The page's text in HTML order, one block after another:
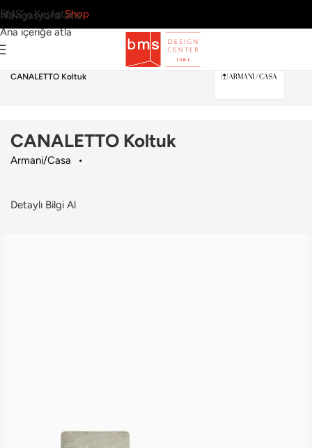
Navigasyona atla
Ana içeriğe atla
BMS’yi KeşfetShop
›Armani/Casa›
CANALETTO Koltuk
CANALETTO Koltuk
Armani/Casa
Detaylı Bilgi Al